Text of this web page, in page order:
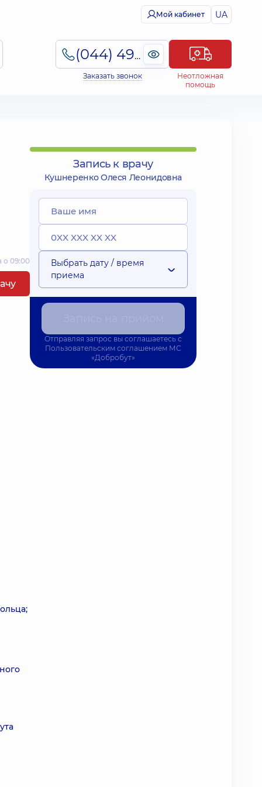
Мой кабинет UA
(044) 495-2-888
Заказать звонок
Неотложная
помощь
о 09:00
Запись к врачу
Кушнеренко Олеся Леонидовна
Выбрать дату / время
приема
Отправляя запрос вы соглашаетесь с
Пользовательским соглашением МС
«Добробут»